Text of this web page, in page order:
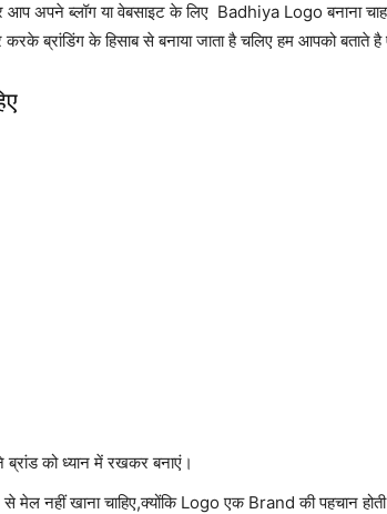
ब्लॉग या वेबसाइट के लिए Badhiya Logo बनाना
करके ब्रांडिंग के हिसाब से बनाया जाता है चलिए हम आपको
को ध्यान में रखकर बनाएं।
नहीं खाना चाहिए,क्योंकि Logo एक Brand की पहचान